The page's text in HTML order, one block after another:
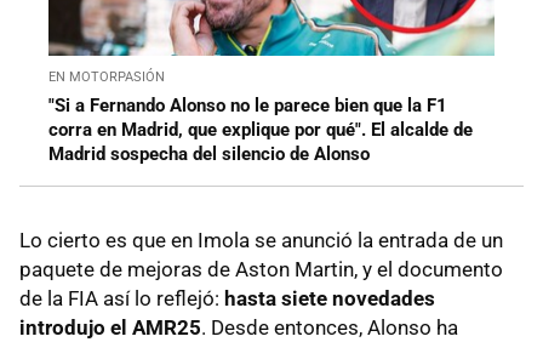
EN MOTORPASIÓN
"Si a Fernando Alonso no le parece bien que la F1
corra en Madrid, que explique por qué". El alcalde de
Madrid sospecha del silencio de Alonso
Lo cierto es que en Imola se anunció la entrada de un
paquete de mejoras de Aston Martin, y el documento
de la FIA así lo reflejó: hasta siete novedades
introdujo el AMR25. Desde entonces, Alonso ha